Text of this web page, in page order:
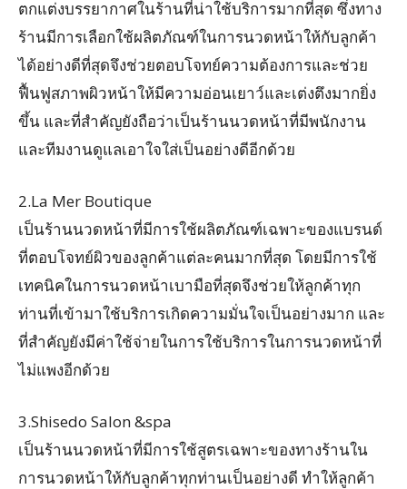
ตกแต่งบรรยากาศในร้านที่น่าใช้บริการมากที่สุด ซึ่งทาง
ร้านมีการเลือกใช้ผลิตภัณฑ์ในการนวดหน้าให้กับลูกค้า
ได้อย่างดีที่สุดจึงช่วยตอบโจทย์ความต้องการและช่วย
ฟื้นฟูสภาพผิวหน้าให้มีความอ่อนเยาว์และเต่งตึงมากยิ่ง
ขึ้น และที่สำคัญยังถือว่าเป็นร้านนวดหน้าที่มีพนักงาน
และทีมงานดูแลเอาใจใส่เป็นอย่างดีอีกด้วย
2.La Mer Boutique
เป็นร้านนวดหน้าที่มีการใช้ผลิตภัณฑ์เฉพาะของแบรนด์
ที่ตอบโจทย์ผิวของลูกค้าแต่ละคนมากที่สุด โดยมีการใช้
เทคนิคในการนวดหน้าเบามือที่สุดจึงช่วยให้ลูกค้าทุก
ท่านที่เข้ามาใช้บริการเกิดความมั่นใจเป็นอย่างมาก และ
ที่สำคัญยังมีค่าใช้จ่ายในการใช้บริการในการนวดหน้าที่
ไม่แพงอีกด้วย
3.Shisedo Salon &spa
เป็นร้านนวดหน้าที่มีการใช้สูตรเฉพาะของทางร้านใน
การนวดหน้าให้กับลูกค้าทุกท่านเป็นอย่างดี ทำให้ลูกค้า